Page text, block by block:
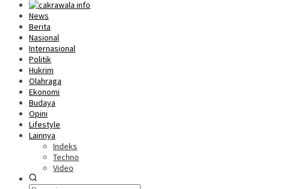
News
Berita
Nasional
Internasional
Politik
Hukrim
Olahraga
Ekonomi
Budaya
Opini
Lifestyle
Lainnya
Indeks
Techno
Video